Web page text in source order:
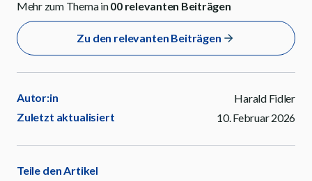
Mehr zum Thema in00 relevanten Beiträgen
Zu den relevanten Beiträgen
Autor:in
Harald Fidler
Zuletzt aktualisiert
10. Februar 2026
Teile den Artikel